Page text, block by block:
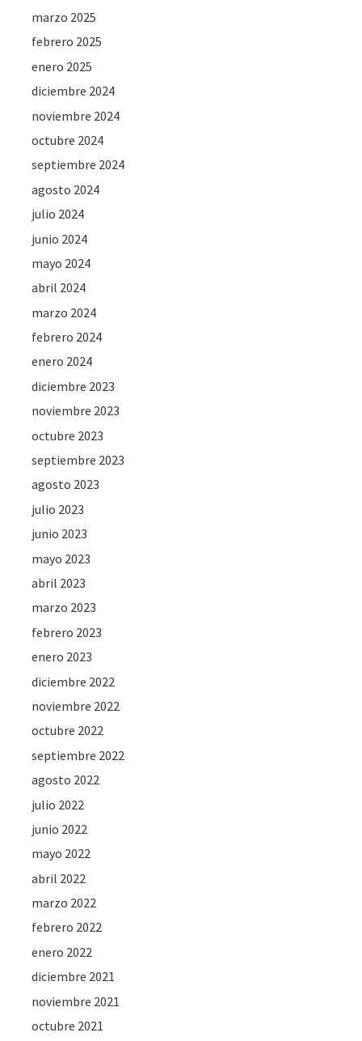
marzo 2025
febrero 2025
enero 2025
diciembre 2024
noviembre 2024
octubre 2024
septiembre 2024
agosto 2024
julio 2024
junio 2024
mayo 2024
abril 2024
marzo 2024
febrero 2024
enero 2024
diciembre 2023
noviembre 2023
octubre 2023
septiembre 2023
agosto 2023
julio 2023
junio 2023
mayo 2023
abril 2023
marzo 2023
febrero 2023
enero 2023
diciembre 2022
noviembre 2022
octubre 2022
septiembre 2022
agosto 2022
julio 2022
junio 2022
mayo 2022
abril 2022
marzo 2022
febrero 2022
enero 2022
diciembre 2021
noviembre 2021
octubre 2021